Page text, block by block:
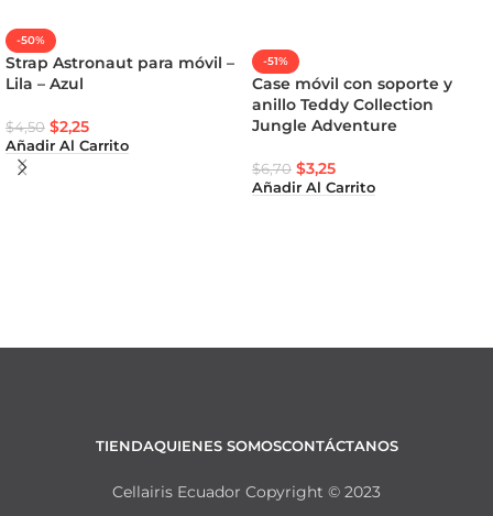
-50%
Strap Astronaut para móvil –
Lila – Azul
$4,50 $2,25
Añadir Al Carrito
-51%
Case móvil con soporte y
anillo Teddy Collection
Jungle Adventure
$6,70 $3,25
Añadir Al Carrito
TIENDAQUIENES SOMOSCONTÁCTANOS
Cellairis Ecuador Copyright © 2023